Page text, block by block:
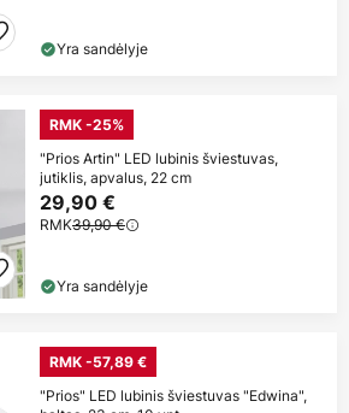
Yra sandėlyje
RMK -25%
"Prios Artin" LED lubinis šviestuvas,
jutiklis, apvalus, 22 cm
29,90 €
RMK39,90 €
Yra sandėlyje
RMK -57,89 €
"Prios" LED lubinis šviestuvas "Edwina",